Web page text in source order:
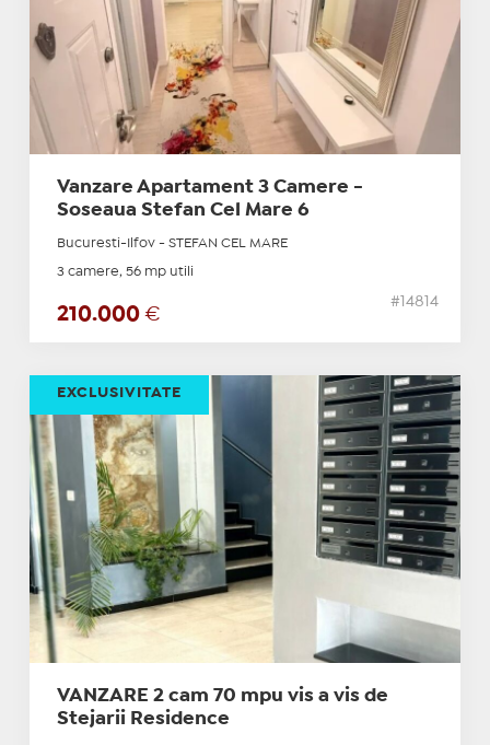
Vanzare Apartament 3 Camere -
Soseaua Stefan Cel Mare 6
Bucuresti-Ilfov - STEFAN CEL MARE
3 camere, 56 mp utili
210.000 €
#14814
VANZARE 2 cam 70 mpu vis a vis de
Stejarii Residence
EXCLUSIVITATE